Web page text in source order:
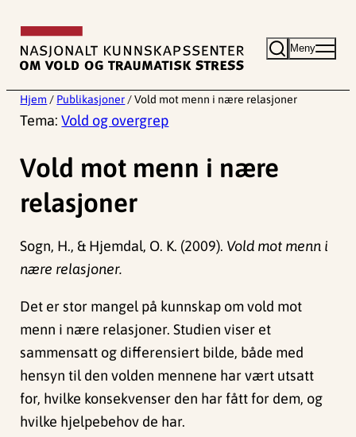
innhold
Meny
Hjem / Publikasjoner / Vold mot menn i nære relasjoner
Tema:Vold og overgrep
Vold mot menn i nære
relasjoner
Sogn, H., & Hjemdal, O. K. (2009). Vold mot menn i
nære relasjoner.
Det er stor mangel på kunnskap om vold mot
menn i nære relasjoner. Studien viser et
sammensatt og differensiert bilde, både med
hensyn til den volden mennene har vært utsatt
for, hvilke konsekvenser den har fått for dem, og
hvilke hjelpebehov de har.